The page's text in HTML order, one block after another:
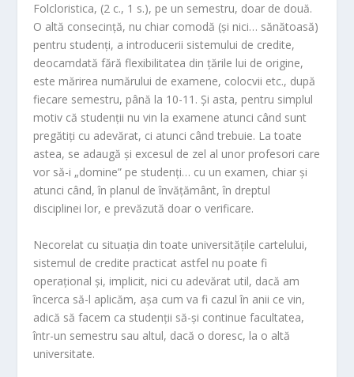
Folcloristica, (2 c., 1 s.), pe un semestru, doar de două.
O altă consecință, nu chiar comodă (și nici… sănătoasă)
pentru studenți, a introducerii sistemului de credite,
deocamdată fără flexibilitatea din țările lui de origine,
este mărirea numărului de examene, colocvii etc., după
fiecare semestru, până la 10-11. Și asta, pentru simplul
motiv că studenții nu vin la examene atunci când sunt
pregătiți cu adevărat, ci atunci când trebuie. La toate
astea, se adaugă și excesul de zel al unor profesori care
vor să-i „domine” pe studenți… cu un examen, chiar și
atunci când, în planul de învățământ, în dreptul
disciplinei lor, e prevăzută doar o verificare.
Necorelat cu situația din toate universitățile cartelului,
sistemul de credite practicat astfel nu poate fi
operațional și, implicit, nici cu adevărat util, dacă am
încerca să-l aplicăm, așa cum va fi cazul în anii ce vin,
adică să facem ca studenții să-și continue facultatea,
într-un semestru sau altul, dacă o doresc, la o altă
universitate.